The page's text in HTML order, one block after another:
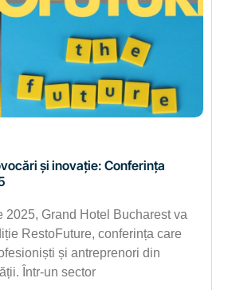
și inovație: Conferința
2025, Grand Hotel Bucharest va
RestoFuture, conferința care
și antreprenori din
Într-un sector